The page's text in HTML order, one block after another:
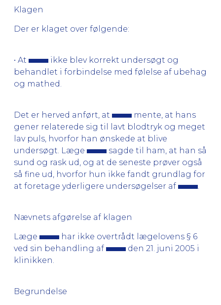
Klagen
Der er klaget over følgende:
• At
ikke blev korrekt undersøgt og
behandlet i forbindelse med følelse af ubehag
og mathed.
Det er herved anført, at
mente, at hans
gener relaterede sig til lavt blodtryk og meget
lav puls, hvorfor han ønskede at blive
undersøgt. Læge
sagde til ham, at han så
sund og rask ud, og at de seneste prøver også
så fine ud, hvorfor hun ikke fandt grundlag for
at foretage yderligere undersøgelser af
Nævnets afgørelse af klagen
Læge
har ikke overtrådt lægelovens § 6
ved sin behandling af
den 21. juni 2005 i
klinikken.
Begrundelse